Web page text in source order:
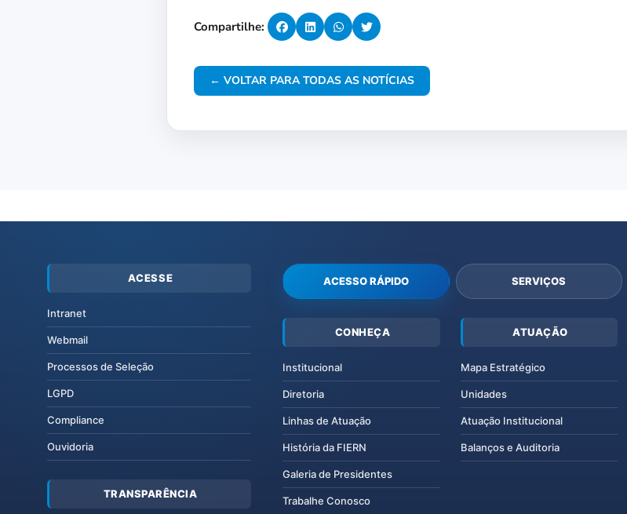
Compartilhe:
← VOLTAR PARA TODAS AS NOTÍCIAS
ACESSE
Intranet
Webmail
Processos de Seleção
LGPD
Compliance
Ouvidoria
TRANSPARÊNCIA
ACESSO RÁPIDO SERVIÇOS
CONHEÇA
Institucional
Diretoria
Linhas de Atuação
História da FIERN
Galeria de Presidentes
Trabalhe Conosco
ATUAÇÃO
Mapa Estratégico
Unidades
Atuação Institucional
Balanços e Auditoria